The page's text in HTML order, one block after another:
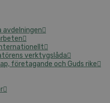
avdelningen
verktygslåda
företagande och Guds rike